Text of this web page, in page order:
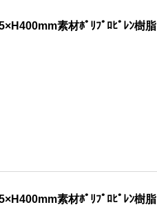
素材ﾎﾟﾘﾌﾟﾛﾋﾟﾚﾝ樹脂
素材ﾎﾟﾘﾌﾟﾛﾋﾟﾚﾝ樹脂